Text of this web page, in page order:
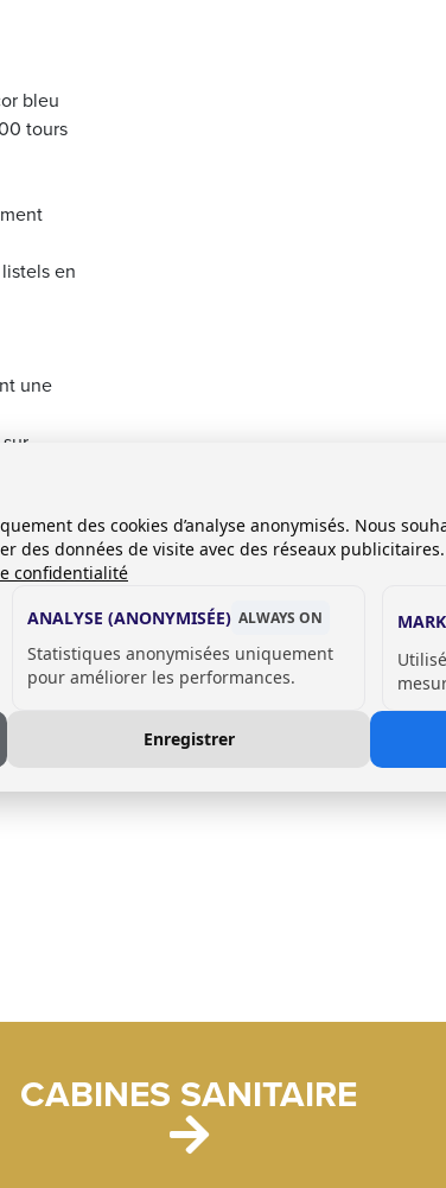
bleu
tours
en
une
de haut
CABINES SANITAIRE
des cookies d’analyse anonymisés. Nous
des données de visite avec des réseaux
confidentialité
ANALYSE (ANONYMISÉE) ALWAYS ON
Statistiques anonymisées uniquement
pour améliorer les performances.
Enregistrer